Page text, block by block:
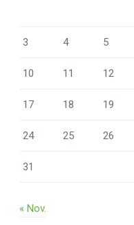
3 4 5
10 11 12
17 18 19
24 25 26
31
« Nov.